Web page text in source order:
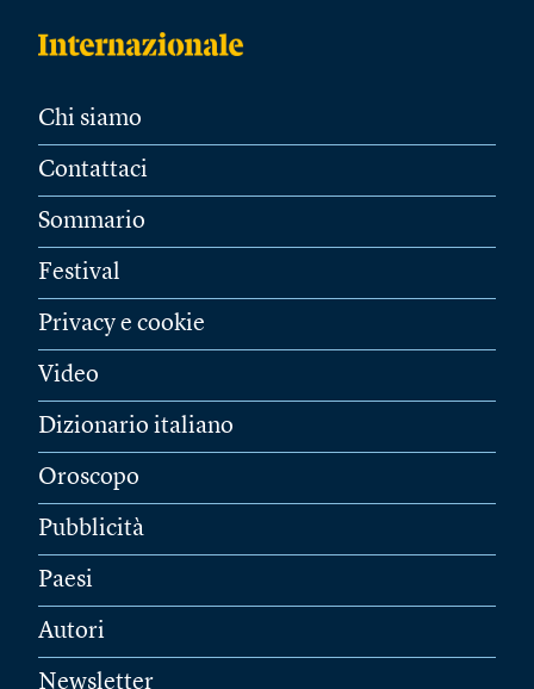
Chi siamo
Contattaci
Sommario
Festival
Privacy e cookie
Video
Dizionario italiano
Oroscopo
Pubblicità
Paesi
Autori
Newsletter